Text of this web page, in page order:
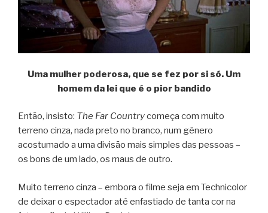
Uma mulher poderosa, que se fez por si só. Um
homem da lei que é o pior bandido
Então, insisto: The Far Countrycomeça com muito
terreno cinza, nada preto no branco, num gênero
acostumado a uma divisão mais simples das pessoas –
os bons de um lado, os maus de outro.
Muito terreno cinza – embora o filme seja em Technicolor
de deixar o espectador até enfastiado de tanta cor na